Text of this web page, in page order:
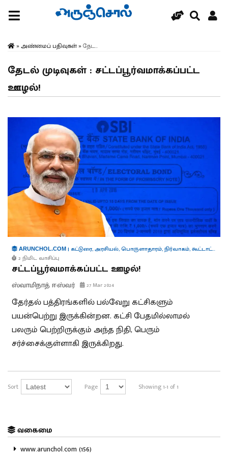
» அண்மைப் பதிவுகள்» தேட...
தேடல் முடிவுகள் : சட்டப்பூர்வமாக்கப்பட்ட
ஊழல்!
ARUNCHOL.COM | கட்டுரை,அரசியல்,பொருளாதாரம்,நிர்வாகம்,கூட்டாட்சி
2 நிமிட வாசிப்பு
சட்டப்பூர்வமாக்கப்பட்ட ஊழல்!
ஸ்வாமிநாத் ஈஸ்வர் 27 Mar 2024
தேர்தல் பத்திரங்களில் பல்வேறு கட்சிகளும்
பயன்பெற்று இருக்கின்றன. கட்சி பேதமில்லாமல்
பலரும் பெற்றிருக்கும் அந்த நிதி, பெரும்
சர்ச்சைக்குள்ளாகி இருக்கிறது.
Sort Page Showing 1-1 of 1
வகைமை
www.arunchol.com (156)